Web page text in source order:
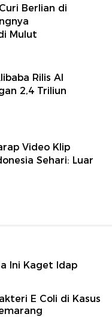
Berlian di
Mulut
Rilis AI
2,4 Triliun
Video Klip
Sehari: Luar
Ini Kaget Idap
E Coli di Kasus